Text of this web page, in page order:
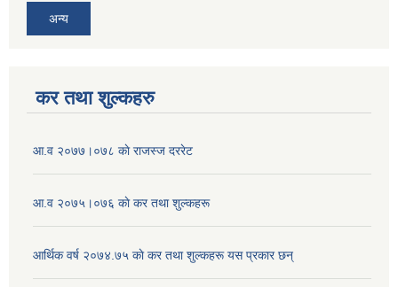
अन्य
कर तथा शुल्कहरु
आ‍.व २०७७।०७८ काे राजस्ज दररेट
आ.व २०७५।०७६ काे कर तथा शुल्कहरू
आर्थिक वर्ष २०७४.७५ काे कर तथा शुल्कहरू यस प्रकार छन्